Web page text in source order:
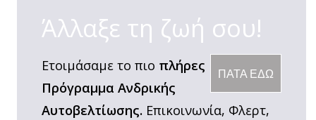
Άλλαξε τη ζωή σου!
ΠΑΤΑ ΕΔΩ
Ετοιμάσαμε το πιο πλήρες
Πρόγραμμα Ανδρικής
Αυτοβελτίωσης. Επικοινωνία, Φλερτ,